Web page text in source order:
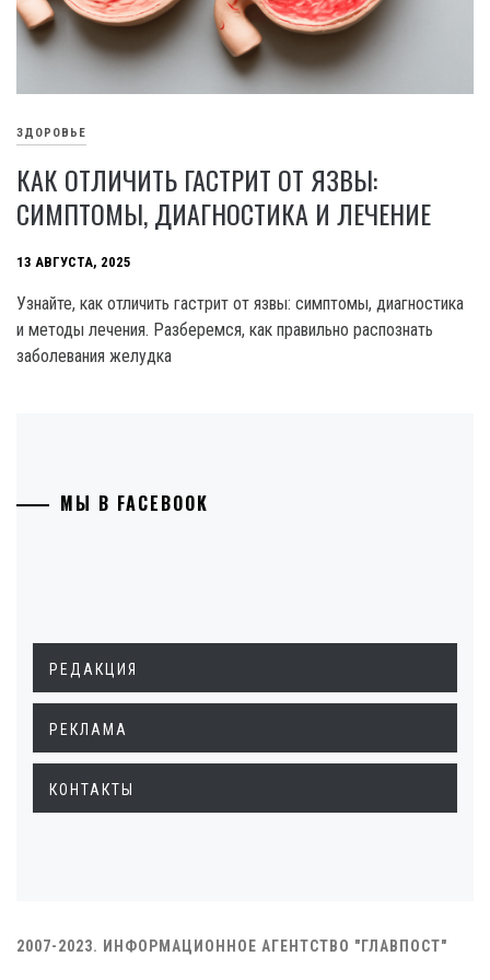
ЗДОРОВЬЕ
КАК ОТЛИЧИТЬ ГАСТРИТ ОТ ЯЗВЫ:
СИМПТОМЫ, ДИАГНОСТИКА И ЛЕЧЕНИЕ
13 АВГУСТА, 2025
Узнайте, как отличить гастрит от язвы: симптомы, диагностика
и методы лечения. Разберемся, как правильно распознать
заболевания желудка
МЫ В FACEBOOK
РЕДАКЦИЯ
РЕКЛАМА
КОНТАКТЫ
2007-2023. ИНФОРМАЦИОННОЕ АГЕНТСТВО "ГЛАВПОСТ"